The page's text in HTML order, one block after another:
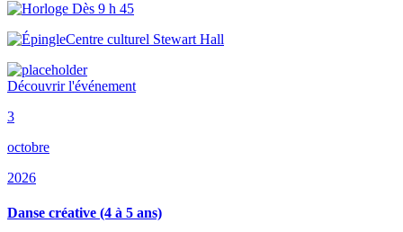
Dès 9 h 45
Centre culturel Stewart Hall
Découvrir l'événement
3
octobre
2026
Danse créative (4 à 5 ans)